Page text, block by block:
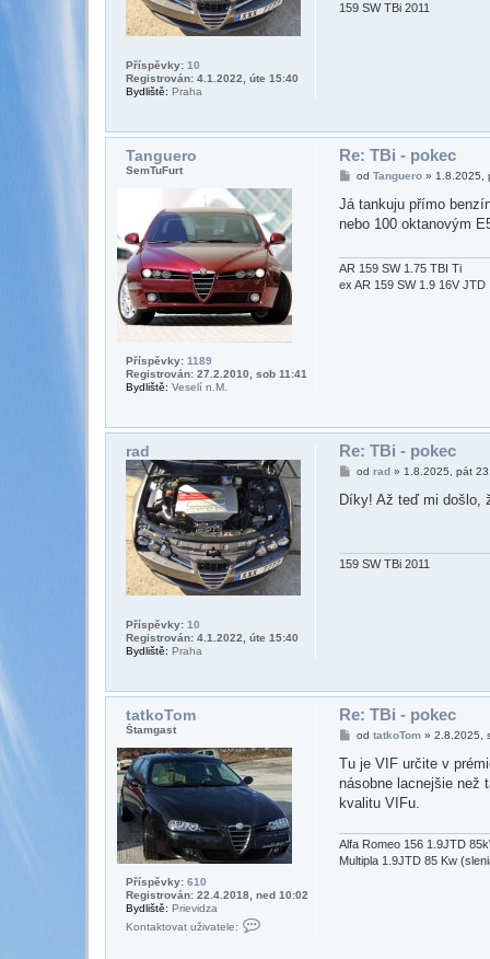
Příspěvky: 10
Registrován: 4.1.2022, úte 15:40
Bydliště: Praha
e
159 SW TBi 2011
Tanguero
SemTuFurt
Příspěvky: 1189
Registrován: 27.2.2010, sob 11:41
Bydliště: Veselí n.M.
Re: TBi - pokec
P
í
p
e
k
odTanguero » 1.8.2025,
Já tankuju přímo
nebo 100 oktanovým
AR 159 SW 1.75 TBI Ti
ex AR 159 SW 1.9 16V JTD
rad
Příspěvky: 10
Registrován: 4.1.2022, úte 15:40
Bydliště: Praha
Re: TBi - pokec
P
í
e
odrad » 1.8.2025, pát
Díky! Až teď mi došlo,
159 SW TBi 2011
tatkoTom
Štamgast
Příspěvky: 610
Registrován: 22.4.2018, ned 10:02
Bydliště: Prievidza
Kontaktovat uživatele:
Re: TBi - pokec
P
í
p
ě
odtatkoTom »2.8.2025,
Tu je VIF určite v
násobne lacnejšie než
kvalitu VIFu.
Alfa Romeo 156 1.9JTD
Multipla 1.9JTD 85 Kw